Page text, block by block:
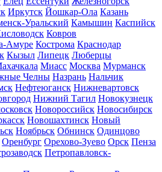
Иркутск Йошкар-Ола Казань
Уральский Камышин Каспийск
Ковров
Амуре Кострома Краснодар
Кызыл Липецк Люберцы
Миасс Москва Мурманск
Челны Назрань Нальчик
Нефтеюганск Нижневартовск
Нижний Тагил Новокузнецк
Новороссийск Новосибирск
Новошахтинск Новый
Ноябрьск Обнинск Одинцово
Оренбург Орехово-Зуево Орск Пенза
Петропавловск-